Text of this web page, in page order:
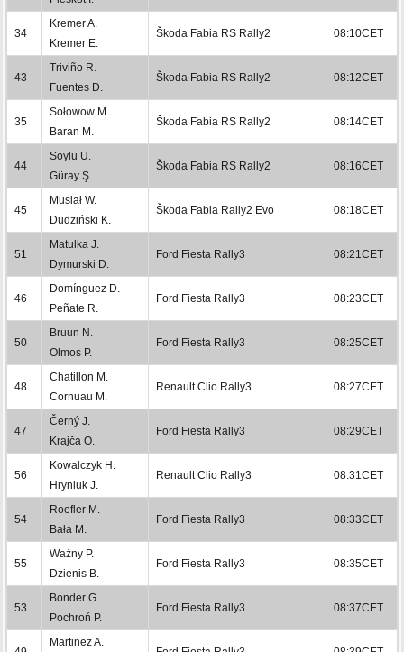
34
Kremer A.
Kremer E.
Škoda Fabia RS Rally2 08:10CET
43
Triviño R.
Fuentes D.
Škoda Fabia RS Rally2 08:12CET
35
Sołowow M.
Baran M.
Škoda Fabia RS Rally2 08:14CET
44
Soylu U.
Güray Ş.
Škoda Fabia RS Rally2 08:16CET
45
Musiał W.
Dudziński K.
Škoda Fabia Rally2 Evo 08:18CET
51
Matulka J.
Dymurski D.
Ford Fiesta Rally3 08:21CET
46
Domínguez D.
Peñate R.
Ford Fiesta Rally3 08:23CET
50
Bruun N.
Olmos P.
Ford Fiesta Rally3 08:25CET
48
Chatillon M.
Cornuau M.
Renault Clio Rally3 08:27CET
47
Černý J.
Krajča O.
Ford Fiesta Rally3 08:29CET
56
Kowalczyk H.
Hryniuk J.
Renault Clio Rally3 08:31CET
54
Roefler M.
Bała M.
Ford Fiesta Rally3 08:33CET
55
Ważny P.
Dzienis B.
Ford Fiesta Rally3 08:35CET
53
Bonder G.
Pochroń P.
Ford Fiesta Rally3 08:37CET
Martinez A.